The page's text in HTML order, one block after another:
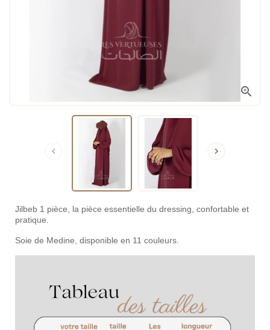

 
Jilbeb 1 pièce, la pièce essentielle du dressing, confortable et
pratique.
Soie de Medine, disponible en 11 couleurs.